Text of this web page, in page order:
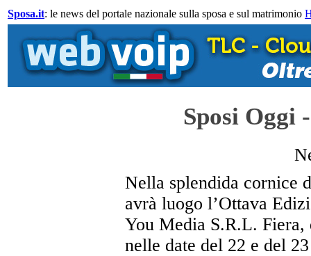
Sposa.it: le news del portale nazionale sulla sposa e sul matrimonio
Sposi Oggi
Nella splendida cornice
avrà luogo l’Ottava
You Media S.R.L. Fiera,
nelle date del 22 e del